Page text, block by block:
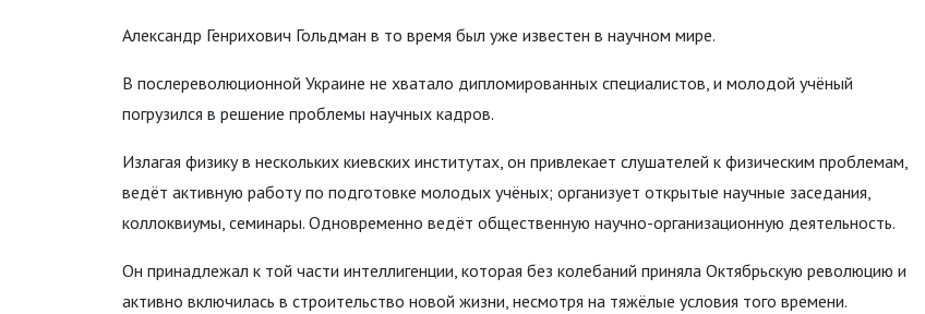
Александр Генрихович Гольдман в то время был уже известен в научном мире.
В послереволюционной Украине не хватало дипломированных специалистов, и молодой учёный
погрузился в решение проблемы научных кадров.
Излагая физику в нескольких киевских институтах, он привлекает слушателей к физическим проблемам,
ведёт активную работу по подготовке молодых учёных; организует открытые научные заседания,
коллоквиумы, семинары. Одновременно ведёт общественную научно-организационную деятельность.
Он принадлежал к той части интеллигенции, которая без колебаний приняла Октябрьскую революцию и
активно включилась в строительство новой жизни, несмотря на тяжёлые условия того времени.